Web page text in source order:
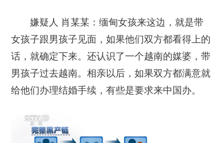
嫌疑人 肖某某：缅甸女孩来这边，就是带
女孩子跟男孩子见面，如果他们双方都看得上的
话，就确定下来。还认识了一个越南的媒婆，带
男孩子过去越南。相亲以后，如果双方都满意就
给他们办理结婚手续，有些是要求来中国办。